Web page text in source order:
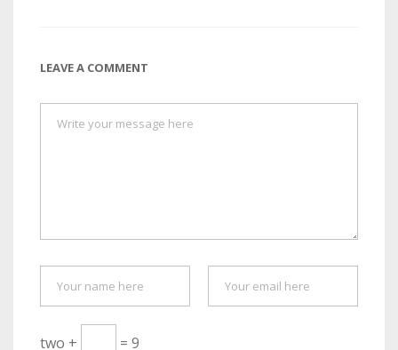
LEAVE A COMMENT
two + = 9